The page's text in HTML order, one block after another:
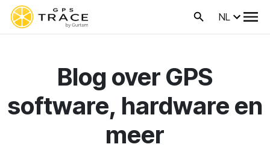
NL
Blog over GPS
software, hardware en
meer